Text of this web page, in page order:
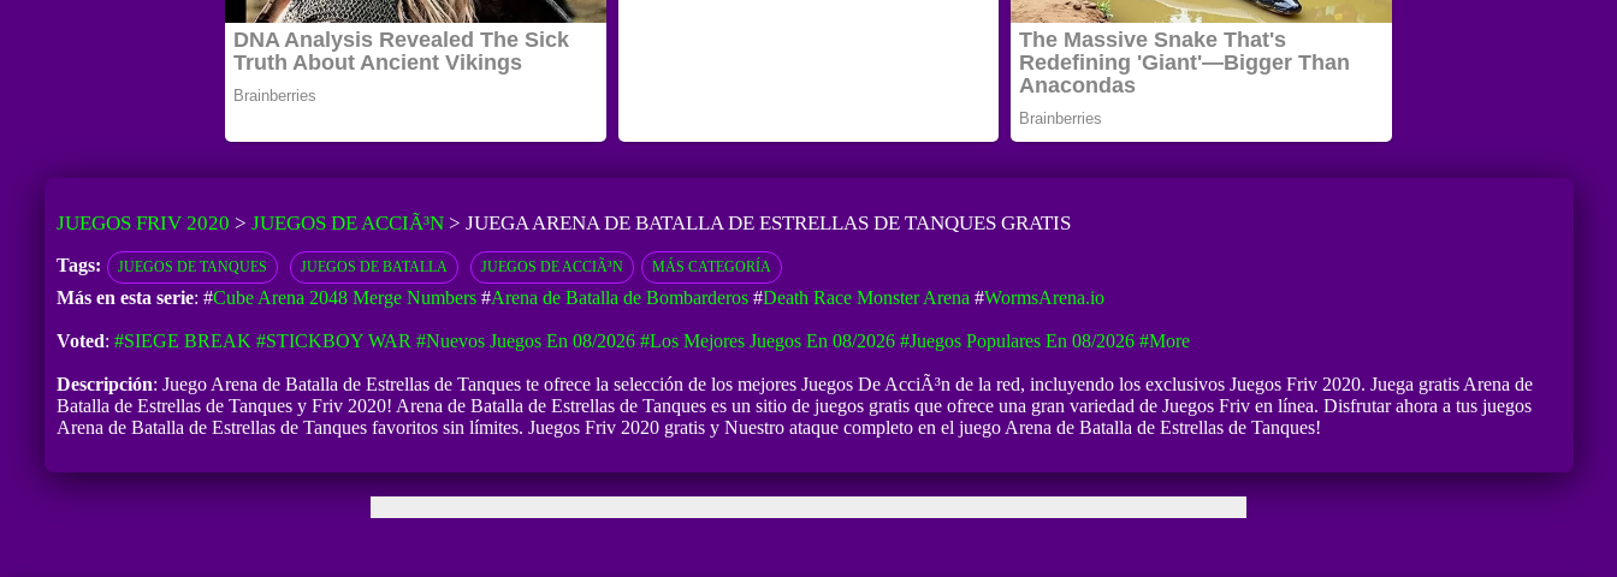
JUEGOS FRIV 2020 > JUEGOS DE ACCIÃ³N> JUEGA ARENA DE BATALLA DE ESTRELLAS DE TANQUES GRATIS
Tags: JUEGOS DE TANQUES JUEGOS DE BATALLA JUEGOS DE ACCIÃ³N MÁS CATEGORÍA
Más en esta serie: #Cube Arena 2048 Merge Numbers#Arena de Batalla de Bombarderos#Death Race Monster Arena #WormsArena.io
Voted: #SIEGE BREAK #STICKBOY WAR #Nuevos Juegos En 08/2026 #Los Mejores Juegos En 08/2026 #Juegos Populares En 08/2026 #more
Descripción: Juego Arena de Batalla de Estrellas de Tanques te ofrece la selección de los mejores Juegos De AcciÃ³n de la red, incluyendo los exclusivos Juegos Friv 2020. Juega gratis Arena de
Batalla de Estrellas de Tanques y Friv 2020! Arena de Batalla de Estrellas de Tanques es un sitio de juegos gratis que ofrece una gran variedad de Juegos Friv en línea. Disfrutar ahora a tus juegos
Arena de Batalla de Estrellas de Tanques favoritos sin límites. Juegos Friv 2020 gratis y Nuestro ataque completo en el juego Arena de Batalla de Estrellas de Tanques!